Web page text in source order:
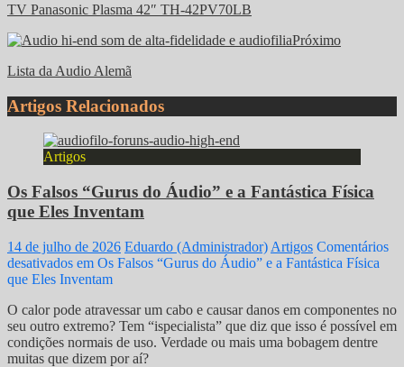
TV Panasonic Plasma 42″ TH-42PV70LB
Próximo
Lista da Audio Alemã
Artigos Relacionados
Artigos
Os Falsos “Gurus do Áudio” e a Fantástica Física
que Eles Inventam
14 de julho de 2026 Eduardo (Administrador) Artigos Comentários
desativados em Os Falsos “Gurus do Áudio” e a Fantástica Física
que Eles Inventam
O calor pode atravessar um cabo e causar danos em componentes no
seu outro extremo? Tem “ispecialista” que diz que isso é possível em
condições normais de uso. Verdade ou mais uma bobagem dentre
muitas que dizem por aí?